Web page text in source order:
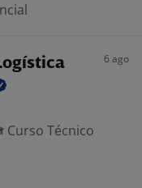
6 ago
Curso Técnico